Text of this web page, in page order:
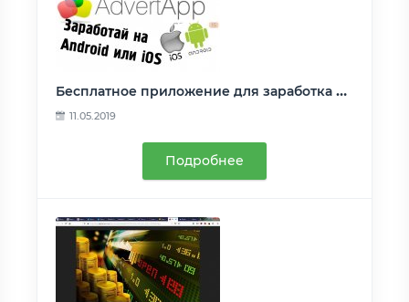
Бесплатное приложение для заработка денег на гаджетах iOS
11.05.2019
Подробнее